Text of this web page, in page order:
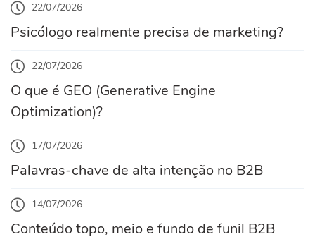
22/07/2026
Psicólogo realmente precisa de marketing?
22/07/2026
O que é GEO (Generative Engine
Optimization)?
17/07/2026
Palavras-chave de alta intenção no B2B
14/07/2026
Conteúdo topo, meio e fundo de funil B2B